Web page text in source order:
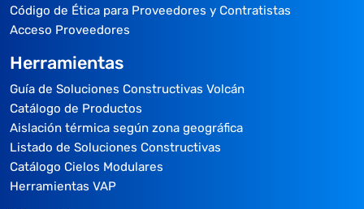
Código de Ética para Proveedores y Contratistas
Acceso Proveedores
Herramientas
Guía de Soluciones Constructivas Volcán
Catálogo de Productos
Aislación térmica según zona geográfica
Listado de Soluciones Constructivas
Catálogo Cielos Modulares
Herramientas VAP